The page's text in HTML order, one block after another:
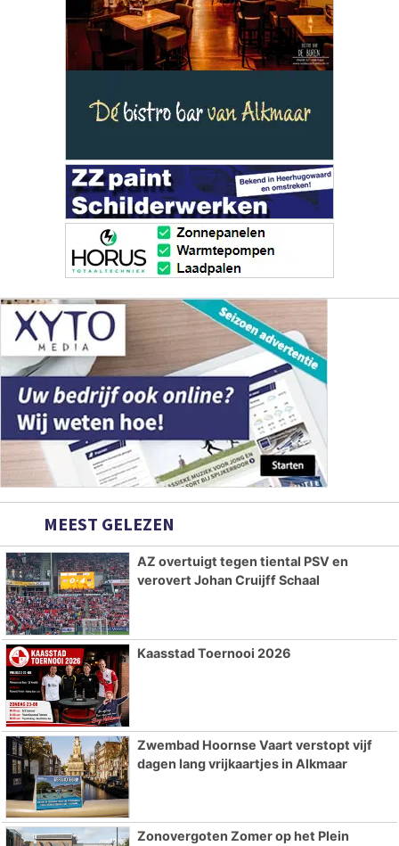
MEEST GELEZEN
AZ overtuigt tegen tiental PSV en
verovert Johan Cruijff Schaal
Kaasstad Toernooi 2026
Zwembad Hoornse Vaart verstopt vijf
dagen lang vrijkaartjes in Alkmaar
Zonovergoten Zomer op het Plein